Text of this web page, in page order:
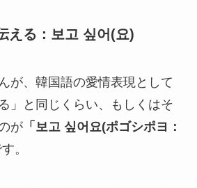
える：보고 싶어(요)
が、韓国語の愛情表現として
」と同じくらい、もしくはそ
が「보고 싶어요(ポゴシポヨ：
。